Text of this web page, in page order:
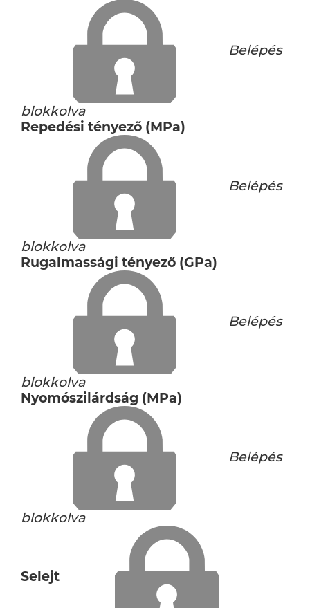
Belépés
blokkolva
Repedési tényező (MPa)
Belépés
blokkolva
Rugalmassági tényező (GPa)
Belépés
blokkolva
Nyomószilárdság (MPa)
Belépés
blokkolva
Selejt